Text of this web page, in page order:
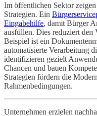
Im öffentlichen Sektor
Strategien. Ein
Eingabehilfe, damit Bürger
ausfüllen. Dies reduziert
Beispiel ist ein
automatisierte Verarbeitung
identifizieren gezielt
Chancen und bauen
Strategien fördern die
Rahmenbedingungen.
Unternehmen erzielen